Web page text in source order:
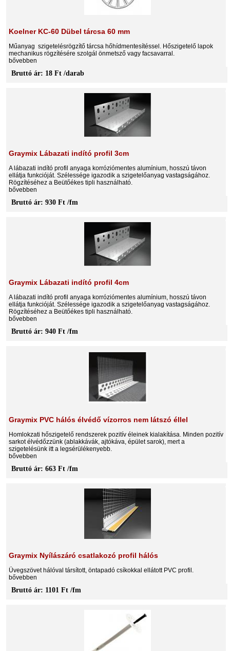
Koelner KC-60 Dübel tárcsa 60 mm
Műanyag szigetelésrögzítő tárcsa hőhídmentesítéssel. Hőszigetelő lapok
mechanikus rögzítésére szolgál önmetsző vagy facsavarral.
bővebben
Bruttó ár: 18 Ft /darab
Graymix Lábazati indító profil 3cm
A lábazati indító profil anyaga korróziómentes alumínium, hosszú távon
ellátja funkcióját. Szélessége igazodik a szigetelőanyag vastagságához.
Rögzítéséhez a Beütőékes tipli használható.
bővebben
Bruttó ár: 930 Ft /fm
Graymix Lábazati indító profil 4cm
A lábazati indító profil anyaga korróziómentes alumínium, hosszú távon
ellátja funkcióját. Szélessége igazodik a szigetelőanyag vastagságához.
Rögzítéséhez a Beütőékes tipli használható.
bővebben
Bruttó ár: 940 Ft /fm
Graymix PVC hálós élvédő vízorros nem látszó éllel
Homlokzati hőszigetelő rendszerek pozitív éleinek kialakítása. Minden pozitív
sarkot élvédőzzünk (ablakkávák, ajtókáva, épület sarok), mert a
szigetelésünk itt a legsérülékenyebb.
bővebben
Bruttó ár: 663 Ft /fm
Graymix Nyílászáró csatlakozó profil hálós
Üvegszövet hálóval társított, öntapadó csíkokkal ellátott PVC profil.
bővebben
Bruttó ár: 1101 Ft /fm